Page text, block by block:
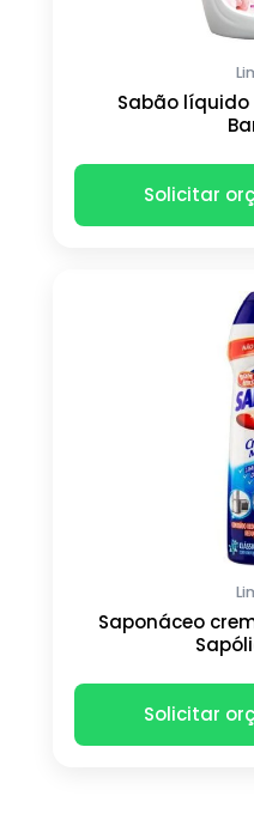
Sabão
Solicitar
Saponáceo
Solicitar